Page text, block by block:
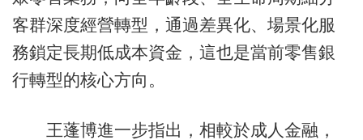
客群深度經營轉型，通過差異化、場景化服
務鎖定長期低成本資金，這也是當前零售銀
行轉型的核心方向。
王蓬博進一步指出，相較於成人金融，